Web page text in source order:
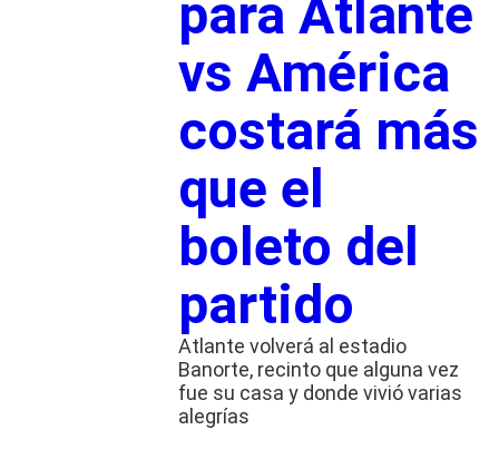
para Atlante
vs América
costará más
que el
boleto del
partido
Atlante volverá al estadio
Banorte, recinto que alguna vez
fue su casa y donde vivió varias
alegrías